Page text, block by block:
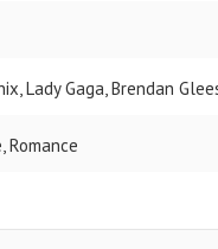
Lady Gaga, Brendan
Romance